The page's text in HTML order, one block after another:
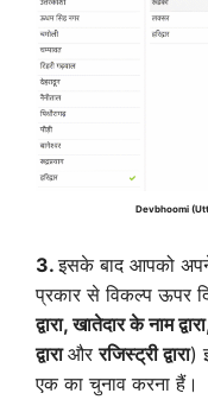
Devbhoomi
3.इसके बाद आपको
प्रकार से विकल्प ऊपर
द्वारा,खातेदार के नाम
द्वाराऔररजिस्ट्री द्वारा)
एक का चुनाव करना हैं।